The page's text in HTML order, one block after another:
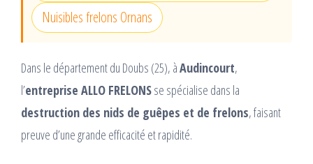
Nuisibles frelons Ornans
Dans le département du Doubs (25), àAudincourt,
l’entreprise ALLO FRELONSse spécialise dans la
destruction des nids de guêpes et de frelons, faisant
preuve d’une grande efficacité et rapidité.